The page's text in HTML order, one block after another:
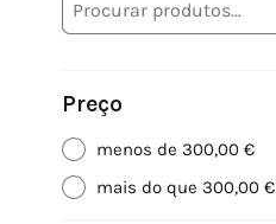
Preço
menos de 300,00 €
mais do que 300,00 €